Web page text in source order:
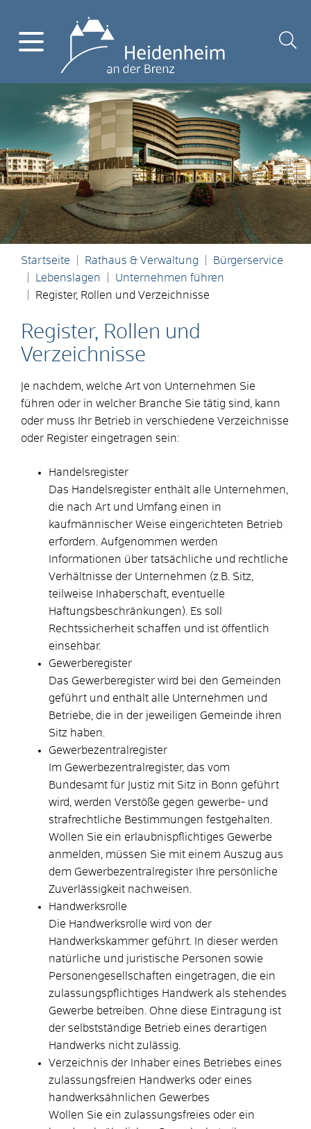
Startseite Rathaus & Verwaltung
Bürgerservice
Lebenslagen
Unternehmen führen
Register, Rollen und Verzeichnisse
Register, Rollen und
Verzeichnisse
Je nachdem, welche Art von Unternehmen Sie
führen oder in welcher Branche Sie tätig sind, kann
oder muss Ihr Betrieb in verschiedene Verzeichnisse
oder Register eingetragen sein:
Handelsregister
Das Handelsregister enthält alle Unternehmen,
die nach Art und Umfang einen in
kaufmännischer Weise eingerichteten Betrieb
erfordern. Aufgenommen werden
Informationen über tatsächliche und rechtliche
Verhältnisse der Unternehmen (z.B. Sitz,
teilweise Inhaberschaft, eventuelle
Haftungsbeschränkungen). Es soll
Rechtssicherheit schaffen und ist öffentlich
einsehbar.
Gewerberegister
Das Gewerberegister wird bei den Gemeinden
geführt und enthält alle Unternehmen und
Betriebe, die in der jeweiligen Gemeinde ihren
Sitz haben.
Gewerbezentralregister
Im Gewerbezentralregister, das vom
Bundesamt für Justiz mit Sitz in Bonn geführt
wird, werden Verstöße gegen gewerbe- und
strafrechtliche Bestimmungen festgehalten.
Wollen Sie ein erlaubnispflichtiges Gewerbe
anmelden, müssen Sie mit einem Auszug aus
dem Gewerbezentralregister Ihre persönliche
Zuverlässigkeit nachweisen.
Handwerksrolle
Die Handwerksrolle wird von der
Handwerkskammer geführt. In dieser werden
natürliche und juristische Personen sowie
Personengesellschaften eingetragen, die ein
zulassungspflichtiges Handwerk als stehendes
Gewerbe betreiben. Ohne diese Eintragung ist
der selbstständige Betrieb eines derartigen
Handwerks nicht zulässig.
Verzeichnis der Inhaber eines Betriebes eines
zulassungsfreien Handwerks oder eines
handwerksähnlichen Gewerbes
Wollen Sie ein zulassungsfreies oder ein